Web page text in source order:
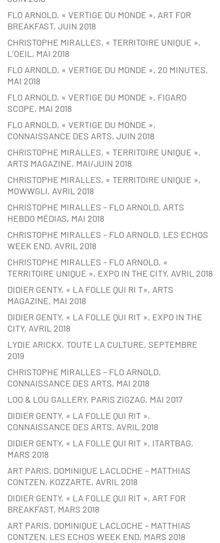
FLO ARNOLD, « VERTIGE DU MONDE », ART FOR
BREAKFAST, JUIN 2018
CHRISTOPHE MIRALLES, « TERRITOIRE UNIQUE »,
L’OEIL, MAI 2018
FLO ARNOLD, « VERTIGE DU MONDE », 20 MINUTES,
MAI 2018
FLO ARNOLD, « VERTIGE DU MONDE », FIGARO
SCOPE, MAI 2018
FLO ARNOLD, « VERTIGE DU MONDE »,
CONNAISSANCE DES ARTS, JUIN 2018
CHRISTOPHE MIRALLES, « TERRITOIRE UNIQUE »,
ARTS MAGAZINE, MAI/JUIN 2018
CHRISTOPHE MIRALLES, « TERRITOIRE UNIQUE »,
MOWWGLI, AVRIL 2018
CHRISTOPHE MIRALLES – FLO ARNOLD, ARTS
HEBDO MÉDIAS, MAI 2018
CHRISTOPHE MIRALLES – FLO ARNOLD, LES ECHOS
WEEK END, AVRIL 2018
CHRISTOPHE MIRALLES – FLO ARNOLD, «
TERRITOIRE UNIQUE », EXPO IN THE CITY, AVRIL 2018
DIDIER GENTY, « LA FOLLE QUI RI T», ARTS
MAGAZINE, MAI 2018
DIDIER GENTY, « LA FOLLE QUI RIT », EXPO IN THE
CITY, AVRIL 2018
LYDIE ARICKX, TOUTE LA CULTURE, SEPTEMBRE
2019
CHRISTOPHE MIRALLES – FLO ARNOLD,
CONNAISSANCE DES ARTS, MAI 2018
LOO & LOU GALLERY, PARIS ZIGZAG, MAI 2017
DIDIER GENTY, « LA FOLLE QUI RIT »,
CONNAISSANCE DES ARTS, AVRIL 2018
DIDIER GENTY, « LA FOLLE QUI RIT », ITARTBAG,
MARS 2018
ART PARIS, DOMINIQUE LACLOCHE – MATTHIAS
CONTZEN, KOZZARTE, AVRIL 2018
DIDIER GENTY, « LA FOLLE QUI RIT », ART FOR
BREAKFAST, MARS 2018
ART PARIS, DOMINIQUE LACLOCHE – MATTHIAS
CONTZEN, LES ECHOS WEEK END, MARS 2018